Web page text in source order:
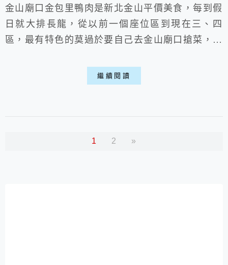
金山廟口金包里鴨肉是新北金山平價美食，每到假
日就大排長龍，從以前一個座位區到現在三、四
區，最有特色的莫過於要自己去金山廟口搶菜，人
便宜好吃的熱炒跟軟嫩鴨肉，金山鴨肉會這麼熱門
繼續閱讀
1 2 »